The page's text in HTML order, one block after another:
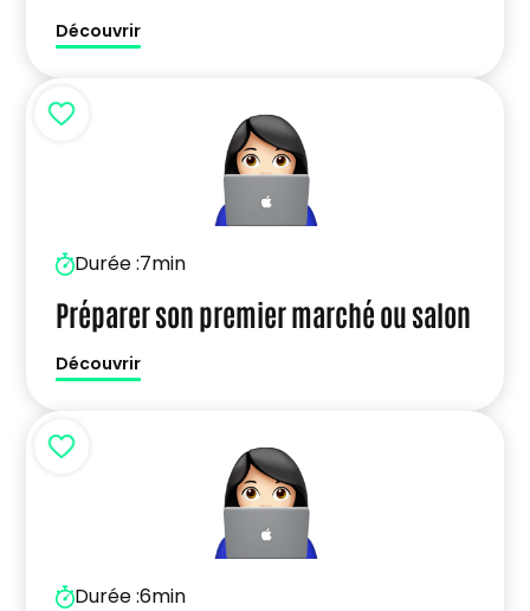
Découvrir
Durée :7min
Préparer son premier marché ou salon
Découvrir
Durée :6min